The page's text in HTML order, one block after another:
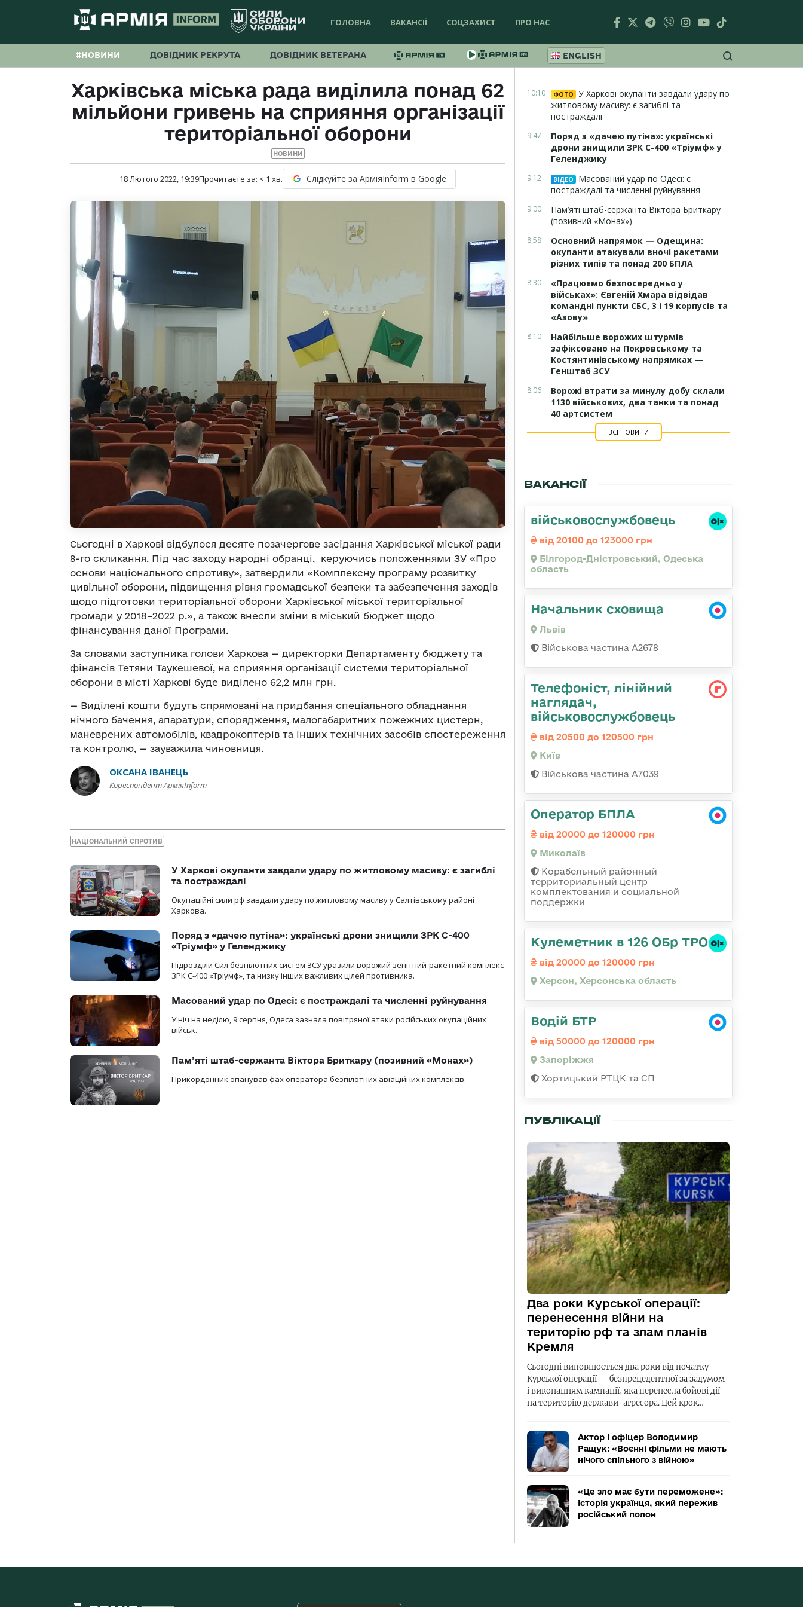
ГОЛОВНА ВАКАНСІЇ СОЦЗАХИСТ ПРО НАС
#НОВИНИ ДОВІДНИК РЕКРУТА ДОВІДНИК ВЕТЕРАНА ENGLISH
Харківська міська рада виділила понад 62
мільйони гривень на сприяння організації
територіальної оборони
НОВИНИ
18 Лютого 2022, 19:39Прочитаєте за: < 1 хв. Слідкуйте за АрміяInform в Google
Сьогодні в Харкові відбулося десяте позачергове засідання Харківської міської ради
8-го скликання. Під час заходу народні обранці, керуючись положеннями ЗУ «Про
основи національного спротиву», затвердили «Комплексну програму розвитку
цивільної оборони, підвищення рівня громадської безпеки та забезпечення заходів
щодо підготовки територіальної оборони Харківської міської територіальної
громади у 2018–2022 р.», а також внесли зміни в міський бюджет щодо
фінансування даної Програми.
За словами заступника голови Харкова — директорки Департаменту бюджету та
фінансів Тетяни Таукешевої, на сприяння організації системи територіальної
оборони в місті Харкові буде виділено 62,2 млн грн.
— Виділені кошти будуть спрямовані на придбання спеціального обладнання
нічного бачення, апаратури, спорядження, малогабаритних пожежних цистерн,
маневрених автомобілів, квадрокоптерів та інших технічних засобів спостереження
та контролю, — зауважила чиновниця.
ОКСАНА ІВАНЕЦЬ
Кореспондент АрміяInform
НАЦІОНАЛЬНИЙ СПРОТИВ
У Харкові окупанти завдали удару по житловому масиву: є загиблі
та постраждалі
Окупаційні сили рф завдали удару по житловому масиву у Салтівському районі
Харкова.
Поряд з «дачею путіна»: українські дрони знищили ЗРК С-400
«Тріумф» у Геленджику
Підрозділи Сил безпілотних систем ЗСУ уразили ворожий зенітний-ракетний комплекс
ЗРК С-400 «Тріумф», та низку інших важливих цілей противника.
Масований удар по Одесі: є постраждалі та численні руйнування
У ніч на неділю, 9 серпня, Одеса зазнала повітряної атаки російських окупаційних
військ.
Пам’яті штаб-сержанта Віктора Бриткару (позивний «Монах»)
Прикордонник опанував фах оператора безпілотних авіаційних комплексів.
10:10 ФОТО
У Харкові окупанти завдали удару по
житловому масиву: є загиблі та
постраждалі
9:47
Поряд з «дачею путіна»: українські
дрони знищили ЗРК С-400 «Тріумф» у
Геленджику
9:12 ВІДЕО
Масований удар по Одесі: є
постраждалі та численні руйнування
9:00
Пам’яті штаб-сержанта Віктора Бриткару
(позивний «Монах»)
8:58
Основний напрямок — Одещина:
окупанти атакували вночі ракетами
різних типів та понад 200 БПЛА
8:30
«Працюємо безпосередньо у
військах»: Євгеній Хмара відвідав
командні пункти СБС, 3 і 19 корпусів та
«Азову»
8:10
Найбільше ворожих штурмів
зафіксовано на Покровському та
Костянтинівському напрямках —
Генштаб ЗСУ
8:06
Ворожі втрати за минулу добу склали
1130 військових, два танки та понад
40 артсистем
ВСІ НОВИНИ
ВАКАНСІЇ
військовослужбовець
від 20100 до 123000 грн
Білгород-Дністровський, Одеська
область
Начальник сховища
Львів
Військова частина А2678
Телефоніст, лінійний
наглядач,
військовослужбовець
від 20500 до 120500 грн
Київ
Військова частина А7039
Оператор БПЛА
від 20000 до 120000 грн
Миколаїв
Корабельный районный
территориальный центр
комплектования и социальной
поддержки
Кулеметник в 126 ОБр ТРО
від 20000 до 120000 грн
Херсон, Херсонська область
Водій БТР
від 50000 до 120000 грн
Запоріжжя
Хортицький РТЦК та СП
ПУБЛІКАЦІЇ
Два роки Курської операції:
перенесення війни на
територію рф та злам планів
Кремля
Сьогодні виповнюється два роки від початку
Курської операції — безпрецедентної за задумом
і виконанням кампанії, яка перенесла бойові дії
на територію держави-агресора. Цей крок…
Актор і офіцер Володимир
Ращук: «Воєнні фільми не мають
нічого спільного з війною»
«Це зло має бути переможене»:
історія українця, який пережив
російський полон